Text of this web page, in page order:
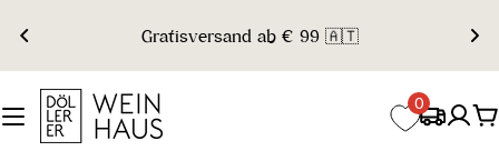
Inhalt
springen
Gratisversand ab € 99 🇦🇹
0